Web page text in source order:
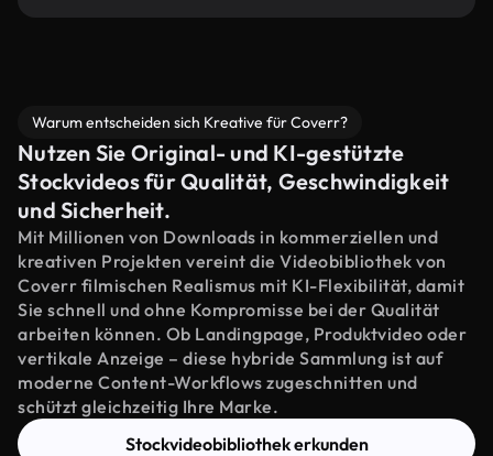
Warum entscheiden sich Kreative für Coverr?
Nutzen Sie Original- und KI-gestützte
Stockvideos für Qualität, Geschwindigkeit
und Sicherheit.
Mit Millionen von Downloads in kommerziellen und
kreativen Projekten vereint die Videobibliothek von
Coverr filmischen Realismus mit KI-Flexibilität, damit
Sie schnell und ohne Kompromisse bei der Qualität
arbeiten können. Ob Landingpage, Produktvideo oder
vertikale Anzeige – diese hybride Sammlung ist auf
moderne Content-Workflows zugeschnitten und
schützt gleichzeitig Ihre Marke.
Stockvideobibliothek erkunden